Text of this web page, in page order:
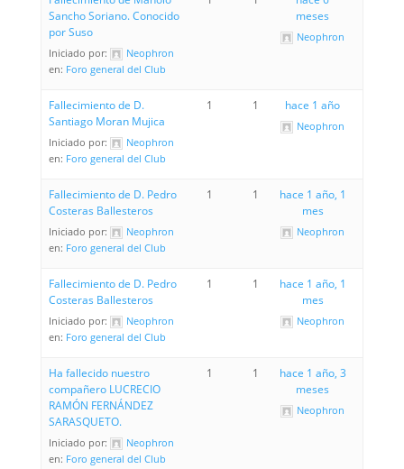
Sancho Soriano. Conocido
por Suso
Iniciado por:
Neophron
en: Foro general del Club
meses
Neophron
Fallecimiento de D.
Santiago Moran Mujica
Iniciado por:
Neophron
en: Foro general del Club
1 1 hace 1 año
Neophron
Fallecimiento de D. Pedro
Costeras Ballesteros
Iniciado por:
Neophron
en: Foro general del Club
1 1
hace 1 año, 1
mes
Neophron
Fallecimiento de D. Pedro
Costeras Ballesteros
Iniciado por:
Neophron
en: Foro general del Club
1 1
hace 1 año, 1
mes
Neophron
Ha fallecido nuestro
compañero LUCRECIO
RAMÓN FERNÁNDEZ
SARASQUETO.
Iniciado por:
Neophron
en: Foro general del Club
1 1
hace 1 año, 3
meses
Neophron